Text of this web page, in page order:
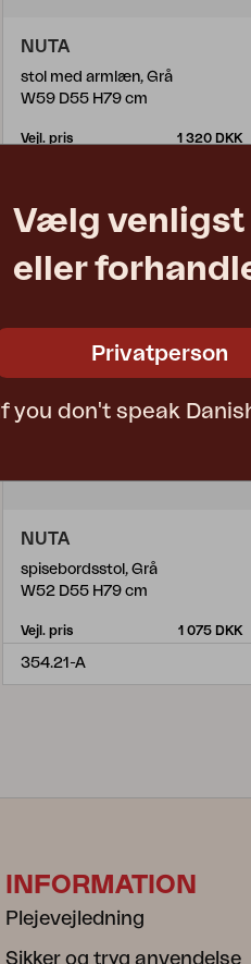
NUTA
stol med armlæn, Grå
W59 D55 H79 cm
Vejl. pris 1 320 DKK
NUTA
spisebordsstol, Grå
W52 D55 H79 cm
Vejl. pris 1 075 DKK
354.21-A
Vælg venligst
eller
Privatperson
If you don't speak
INFORMATION
Plejevejledning
Sikker og tryg anvendelse